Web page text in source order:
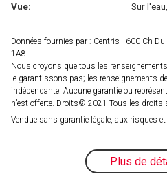
Vue:
Sur
Données fournies par : Centris - 600 Ch Du
1A8
Nous croyons que tous les
le garantissons pas; les renseignements
indépendante. Aucune garantie ou
n’est offerte. Droits© 2021 Tous les droits
Vendue sans garantie légale, aux risques
Plus de